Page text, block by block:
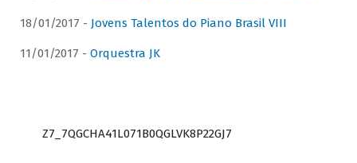
18/01/2017 - Jovens Talentos do Piano Brasil VIII
11/01/2017 - Orquestra JK
Z7_7QGCHA41L071B0QGLVK8P22GJ7